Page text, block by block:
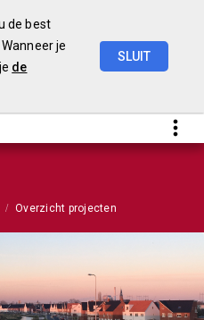
de best
je
de
SLUIT
Overzicht projecten